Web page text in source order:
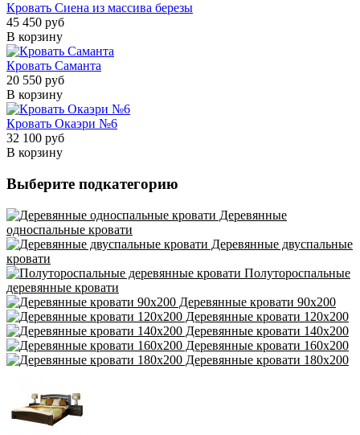
Кровать Сиена из массива березы
45 450 руб
В корзину
Кровать Саманта
20 550 руб
В корзину
Кровать Окаэри №6
32 100 руб
В корзину
Выберите подкатегорию
Деревянные
односпальные кровати
Деревянные двуспальные
кровати
Полутороспальные
деревянные кровати
Деревянные кровати 90х200
Деревянные кровати 120х200
Деревянные кровати 140х200
Деревянные кровати 160х200
Деревянные кровати 180х200